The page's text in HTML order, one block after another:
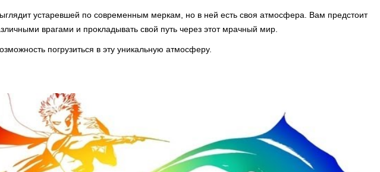
устаревшей по современным меркам, но в ней есть своя атмосфера. Вам предстоит
врагами и прокладывать свой путь через этот мрачный мир.
погрузиться в эту уникальную атмосферу.